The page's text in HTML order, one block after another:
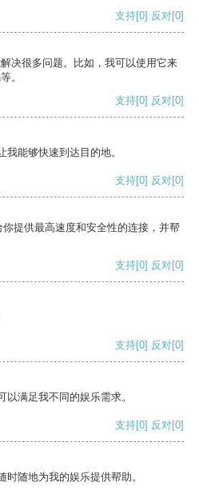
支持[0] 反对[0]
决很多问题。比如，我可以使用它来
。
支持[0] 反对[0]
能够快速到达目的地。
支持[0] 反对[0]
提供最高速度和安全性的连接，并帮
支持[0] 反对[0]
支持[0] 反对[0]
满足我不同的娱乐需求。
支持[0] 反对[0]
随地为我的娱乐提供帮助。